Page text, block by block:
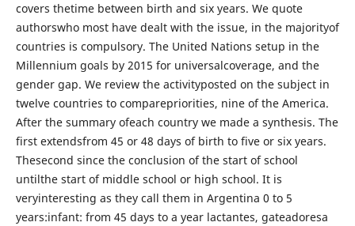
covers thetime between birth and six years. We quote
authorswho most have dealt with the issue, in the majorityof
countries is compulsory. The United Nations setup in the
Millennium goals by 2015 for universalcoverage, and the
gender gap. We review the activityposted on the subject in
twelve countries to comparepriorities, nine of the America.
After the summary ofeach country we made a synthesis. The
first extendsfrom 45 or 48 days of birth to five or six years.
Thesecond since the conclusion of the start of school
untilthe start of middle school or high school. It is
veryinteresting as they call them in Argentina 0 to 5
years:infant: from 45 days to a year lactantes, gateadoresa